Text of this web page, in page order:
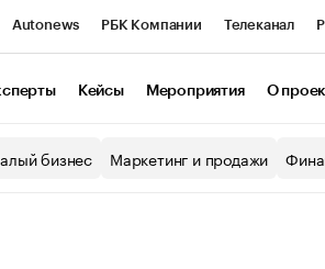
Autonews РБК Компании Телеканал
Экономика Бизнес
Кейсы Мероприятия О
бизнес Маркетинг и продажи